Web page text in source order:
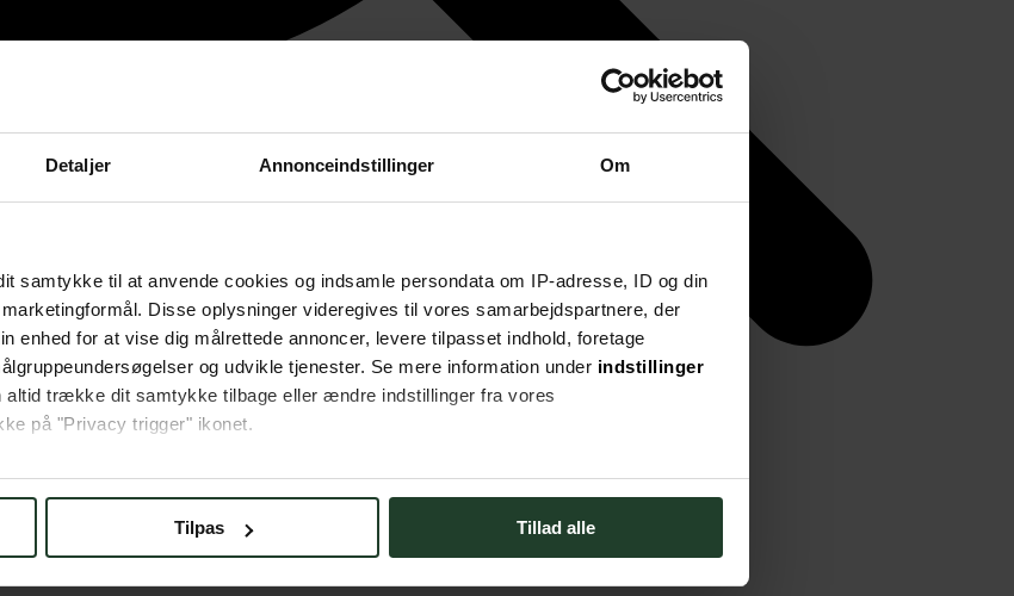
Detaljer Annonceindstillinger Om
samtykke til at anvende cookies og indsamle persondata om IP-adresse, ID og din
Disse oplysninger videregives til vores samarbejdspartnere, der
enhed for at vise dig målrettede annoncer, levere tilpasset indhold, foretage
og udvikle tjenester. Se mere information under indstillinger
altid trække dit samtykke tilbage eller ændre indstillinger fra vores
på "Privacy trigger" ikonet.
på en scanning af dens unikke karakteristika (fingerprinting)
Tilpas Tillad alle